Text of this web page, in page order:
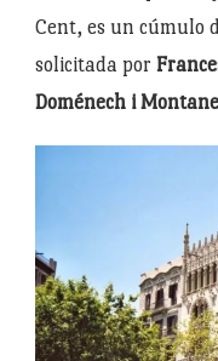
Cent, es un cúmulo
solicitada por
Doménech i